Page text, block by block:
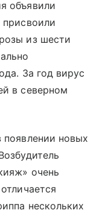
объявили
присвоили
из шести
За год вирус
в северном
появлении новых
очень
нескольких